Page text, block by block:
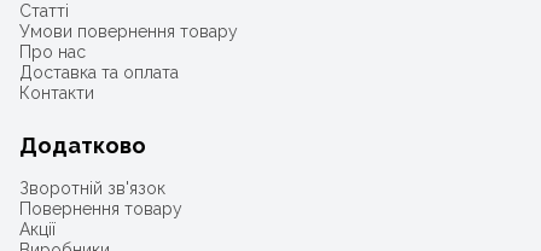
Статті
Умови повернення товару
Про нас
Доставка та оплата
Контакти
Додатково
Зворотній зв'язок
Повернення товару
Акції